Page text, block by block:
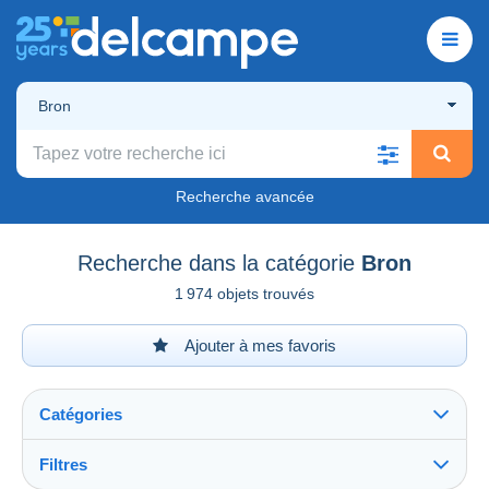
Bron
Recherche avancée
Recherche dans la catégorie Bron
1 974 objets trouvés
Ajouter à mes favoris
Catégories
Filtres